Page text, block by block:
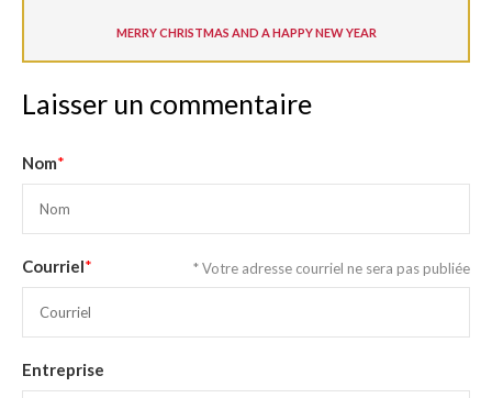
MERRY CHRISTMAS AND A HAPPY NEW YEAR
Laisser un commentaire
Nom*
Courriel* * Votre adresse courriel ne sera pas publiée
Entreprise